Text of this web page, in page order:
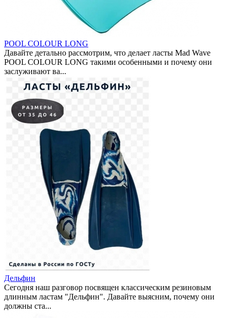
POOL COLOUR LONG
Давайте детально рассмотрим, что делает ласты Mad Wave
POOL COLOUR LONG такими особенными и почему они
заслуживают ва...
Дельфин
Сегодня наш разговор посвящен классическим резиновым
длинным ластам "Дельфин". Давайте выясним, почему они
должны ста...